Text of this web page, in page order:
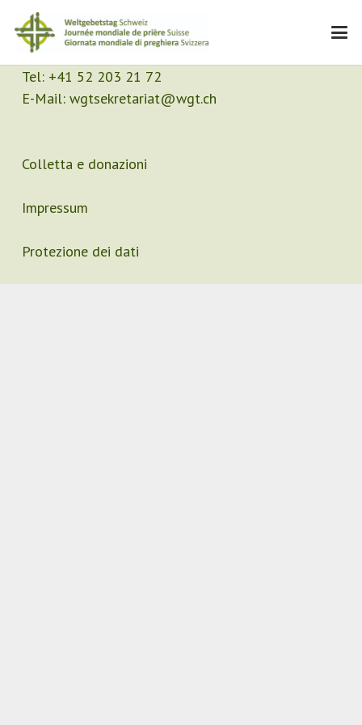
Contatto
Segretariato
Tel: +41 52 203 21 72
E-Mail: wgtsekretariat@wgt.ch
Colletta e donazioni
Impressum
Protezione dei dati